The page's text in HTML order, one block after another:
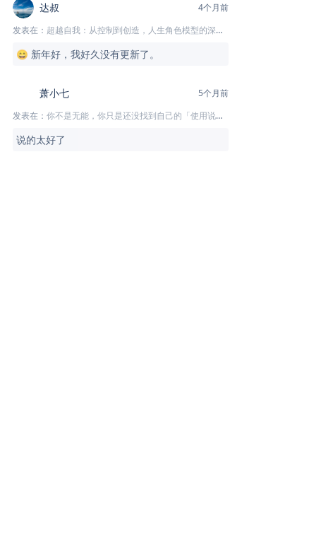
达叔
4个月前
发表在： 超越自我：从控制到创造，人生角色模型的深度解析
😄 新年好，我好久没有更新了。
萧小七
5个月前
发表在： 你不是无能，你只是还没找到自己的「使用说明书」
说的太好了